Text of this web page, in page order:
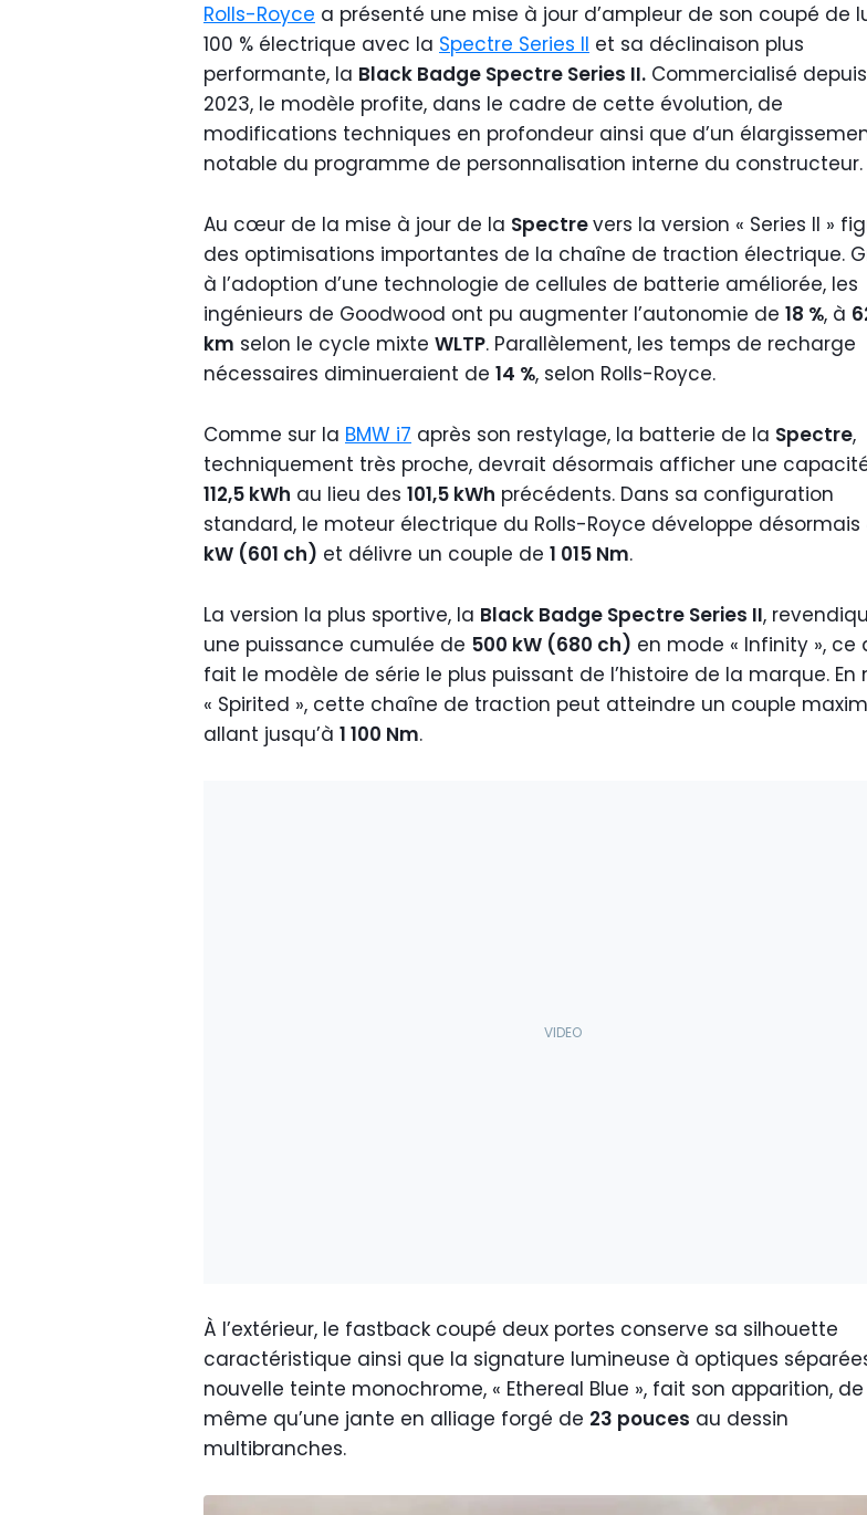
Rolls-Royce a présenté une mise à jour d’ampleur de son coupé de
100 % électrique avec la Spectre Series II et sa déclinaison plus
performante, la Black Badge Spectre Series II. Commercialisé depuis
2023, le modèle profite, dans le cadre de cette évolution, de
modifications techniques en profondeur ainsi que d’un
notable du programme de personnalisation interne du constructeur.
Au cœur de la mise à jour de la Spectrevers la version « Series II »
des optimisations importantes de la chaîne de traction électrique.
à l’adoption d’une technologie de cellules de batterie améliorée, les
ingénieurs de Goodwood ont pu augmenter l’autonomie de 18 %, à
km selon le cycle mixte WLTP. Parallèlement, les temps de recharge
nécessaires diminueraient de 14 %, selon Rolls-Royce.
Comme sur la BMW i7 après son restylage, la batterie de la Spectre,
techniquement très proche, devrait désormais afficher une
112,5 kWh au lieu des 101,5 kWh précédents. Dans sa configuration
standard, le moteur électrique du Rolls-Royce développe désormais
kW (601 ch) et délivre un couple de 1 015 Nm.
La version la plus sportive, la Black Badge Spectre Series II,
une puissance cumulée de 500 kW (680 ch) en mode « Infinity », ce
fait le modèle de série le plus puissant de l’histoire de la marque. En
« Spirited », cette chaîne de traction peut atteindre un couple
allant jusqu’à 1 100 Nm.
À l’extérieur, le fastback coupé deux portes conserve sa silhouette
caractéristique ainsi que la signature lumineuse à optiques
nouvelle teinte monochrome, « Ethereal Blue », fait son apparition, de
même qu’une jante en alliage forgé de 23 pouces au dessin
multibranches.